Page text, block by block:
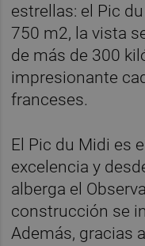
estrellas: el Pic
750 m2, la vista
de más de 300
impresionante
franceses.
El Pic du Midi es
excelencia y
alberga el
construcción se
Además, gracias